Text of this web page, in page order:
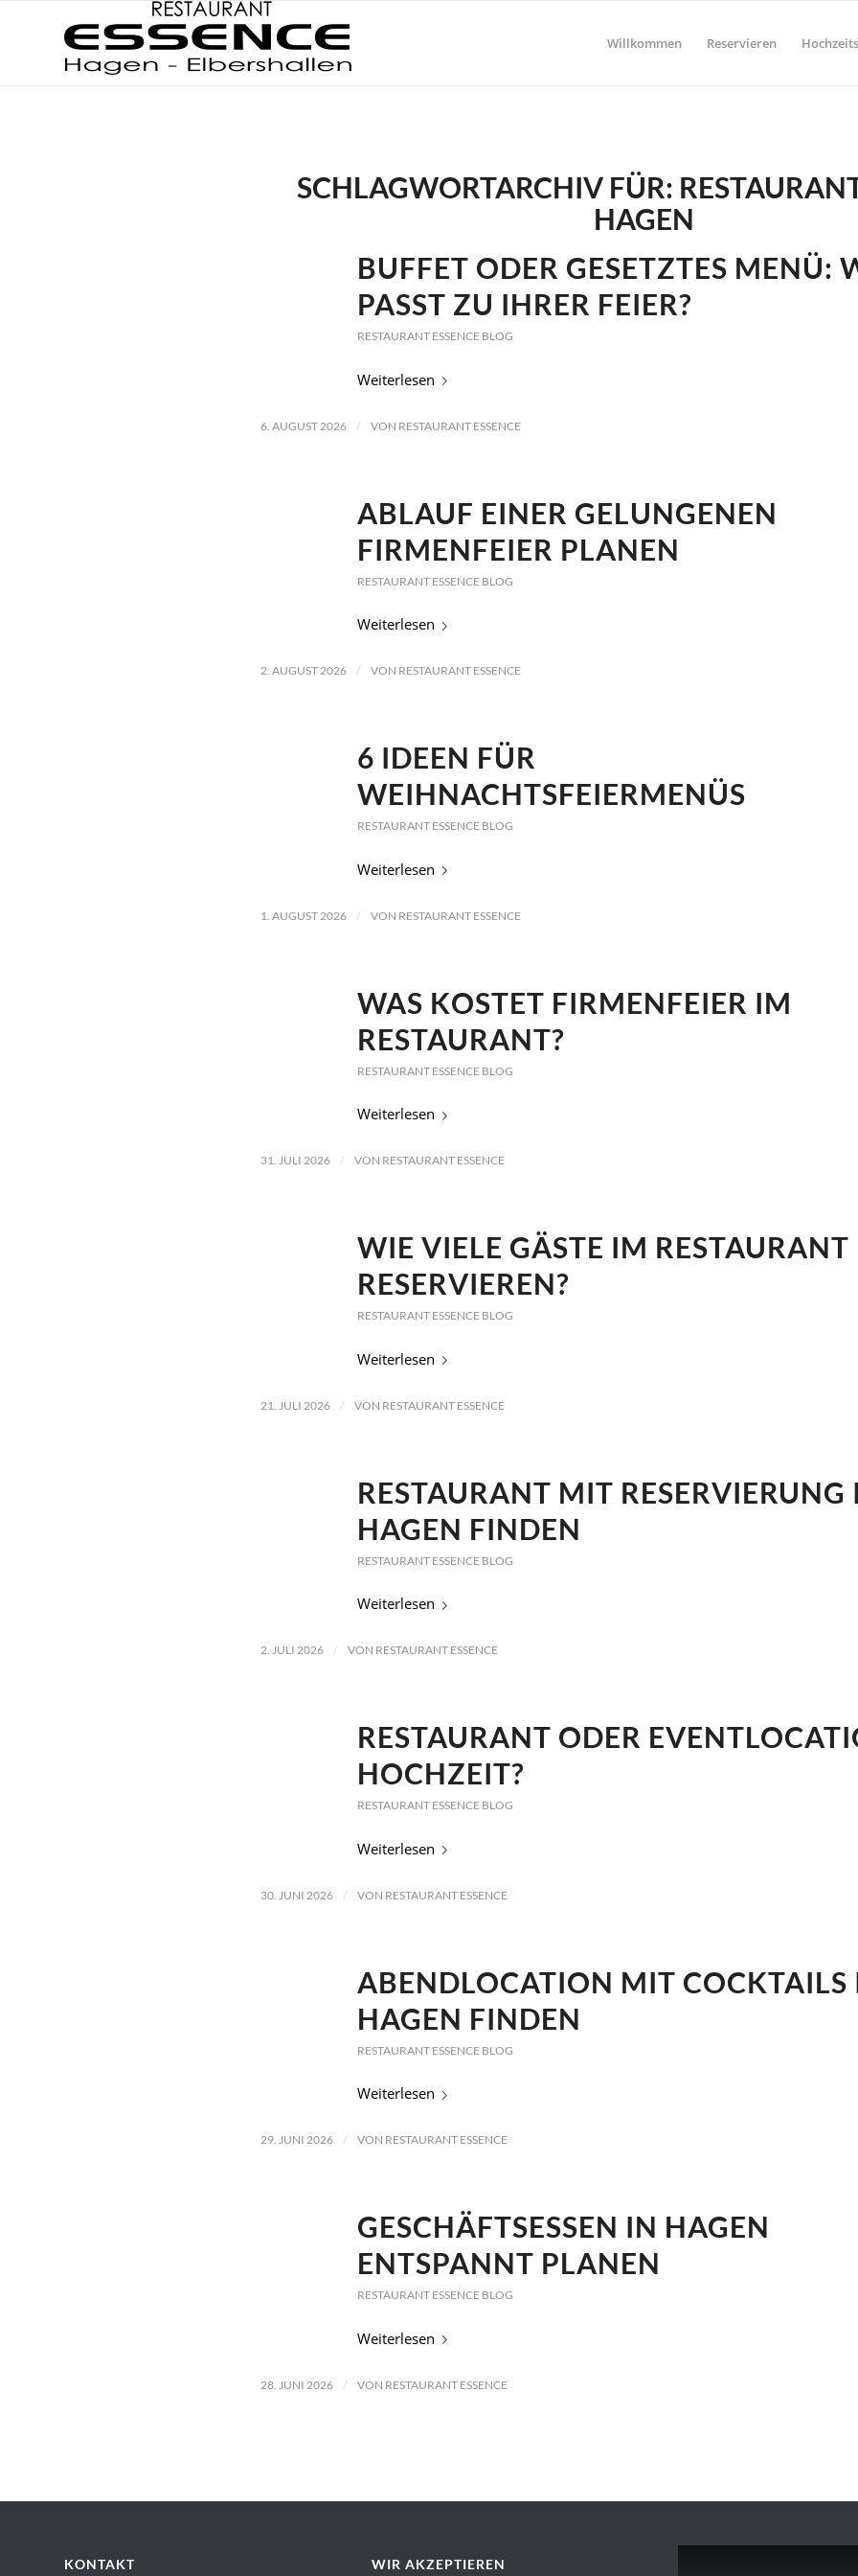
Willkommen Reservieren
SCHLAGWORTARCHIV FÜR:
HAGEN
BUFFET ODER GESETZTES MENÜ:
PASST ZU IHRER FEIER?
RESTAURANT ESSENCE BLOG
Weiterlesen
6. AUGUST 2026 / VON RESTAURANT ESSENCE
ABLAUF EINER GELUNGENEN
FIRMENFEIER PLANEN
RESTAURANT ESSENCE BLOG
Weiterlesen
2. AUGUST 2026 / VON RESTAURANT ESSENCE
6 IDEEN FÜR
WEIHNACHTSFEIERMENÜS
RESTAURANT ESSENCE BLOG
Weiterlesen
1. AUGUST 2026 / VON RESTAURANT ESSENCE
WAS KOSTET FIRMENFEIER IM
RESTAURANT?
RESTAURANT ESSENCE BLOG
Weiterlesen
31. JULI 2026 / VON RESTAURANT ESSENCE
WIE VIELE GÄSTE IM RESTAURANT
RESERVIEREN?
RESTAURANT ESSENCE BLOG
Weiterlesen
21. JULI 2026 / VON RESTAURANT ESSENCE
RESTAURANT MIT RESERVIERUNG
HAGEN FINDEN
RESTAURANT ESSENCE BLOG
Weiterlesen
2. JULI 2026 / VON RESTAURANT ESSENCE
RESTAURANT ODER
HOCHZEIT?
RESTAURANT ESSENCE BLOG
Weiterlesen
30. JUNI 2026 / VON RESTAURANT ESSENCE
ABENDLOCATION MIT COCKTAILS
HAGEN FINDEN
RESTAURANT ESSENCE BLOG
Weiterlesen
29. JUNI 2026 / VON RESTAURANT ESSENCE
GESCHÄFTSESSEN IN HAGEN
ENTSPANNT PLANEN
RESTAURANT ESSENCE BLOG
Weiterlesen
28. JUNI 2026 / VON RESTAURANT ESSENCE
KONTAKT WIR AKZEPTIEREN